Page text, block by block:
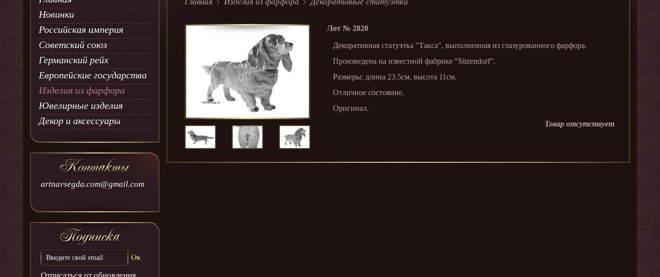
Новинки
Российская империя
Советский союз
Германский рейх
Европейские государства
Изделия из фарфора
Ювелирные изделия
Декор и аксессуары
artnavsegda.com@gmail.com
Лот № 2820
Декоративная статуэтка "Такса", выполненная из глазурованного фарфора.
Произведена на известной фабрике "Sitzendorf".
Размеры: длина 23.5см, высота 11см.
Отличное состояние.
Оригинал.
Товар отсутствует